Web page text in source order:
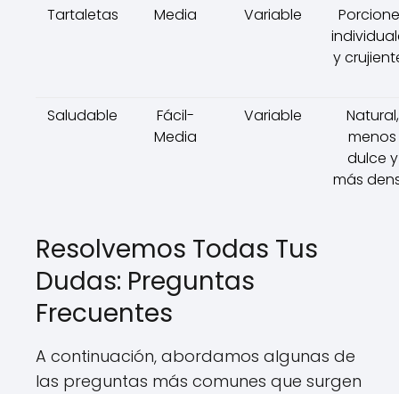
Tartaletas
Media Variable
y
Saludable
Fácil-
Media
Variable
Natural,
menos
dulce y
más
Resolvemos Todas Tus
Dudas: Preguntas
Frecuentes
A continuación, abordamos algunas de
las preguntas más comunes que surgen